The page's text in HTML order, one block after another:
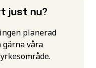
just nu?
planerad
våra